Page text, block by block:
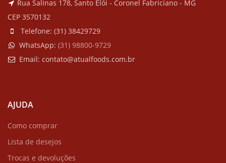
Rua Salinas 178, Santo Elói - Coronel Fabriciano - MG
CEP 3570132
Telefone: (31) 38429729
WhatsApp: (31) 98800-9729
Email: contato@atualfoods.com.br
AJUDA
Como comprar
Lista de desejos
Trocas e devoluções